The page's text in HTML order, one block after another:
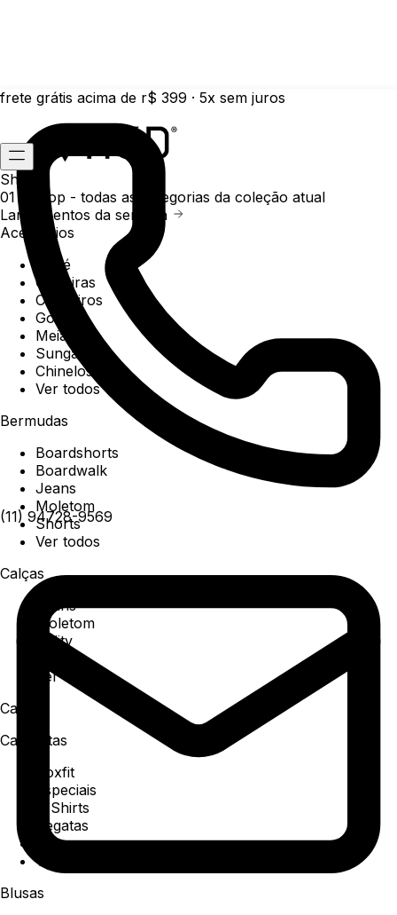
frete grátis acima de r$ 399 · 5x sem juros
(11) 94728-9569
Shop
01 /
Shop - todas as categorias da coleção atual
Lançamentos da semana
Acessórios
Boné
Carteiras
Chaveiros
Gorros
Meias
Sunga
Chinelos
Ver todos
Bermudas
Boardshorts
Boardwalk
Jeans
Moletom
Shorts
Ver todos
Calças
Jeans
Moletom
Utility
Ver todos
Camisa
Camisetas
Boxfit
Especiais
T-Shirts
Regatas
Polo
Ver todos
Blusas